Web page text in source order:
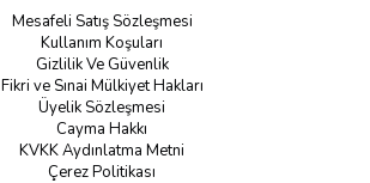
Mesafeli Satış Sözleşmesi
Kullanım Koşuları
Gizlilik Ve Güvenlik
Fikri ve Sınai Mülkiyet Hakları
Üyelik Sözleşmesi
Cayma Hakkı
KVKK Aydınlatma Metni
Çerez Politikası